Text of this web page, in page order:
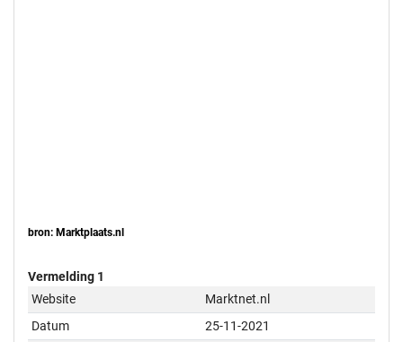
bron: Marktplaats.nl
Vermelding 1
Website
Marktnet.nl
Datum
25-11-2021